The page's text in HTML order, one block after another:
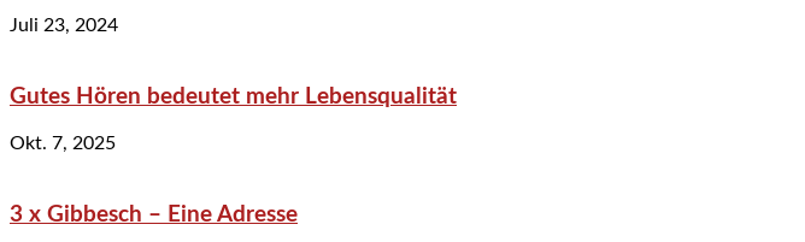
Juli 23, 2024
Gutes Hören bedeutet mehr Lebensqualität
Okt. 7, 2025
3 x Gibbesch – Eine Adresse